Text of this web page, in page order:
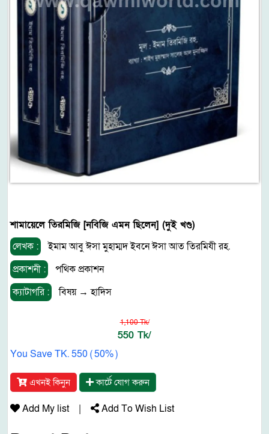
শামায়েলে তিরমিজি [নবিজি এমন ছিলেন] (দুই খণ্ড)
লেখক :
ইমাম আবু ঈসা মুহাম্মদ ইবনে ঈসা আত তিরমিযী রহ.
প্রকাশনী :
পথিক প্রকাশন
ক্যাটাগরি :
বিষয়→হাদিস
1,100 Tk/
550 Tk/
You Save TK. 550 ( 50% )
এখনই কিনুন কার্টে যোগ করুন
Add My list | Add To Wish List